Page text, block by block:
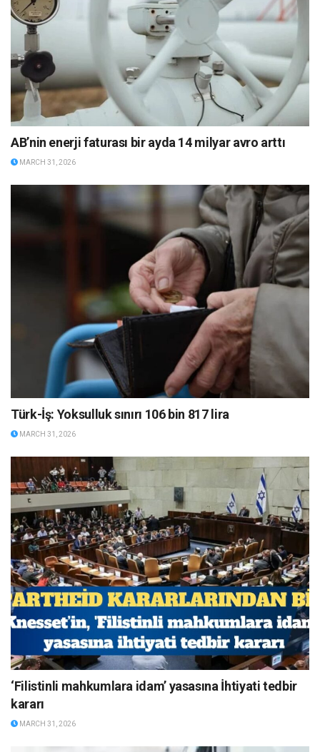
AB’nin enerji faturası bir ayda 14 milyar avro arttı
MARCH 31, 2026
Türk-İş: Yoksulluk sınırı 106 bin 817 lira
MARCH 31, 2026
‘Filistinli mahkumlara idam’ yasasına İhtiyati tedbir
kararı
MARCH 31, 2026